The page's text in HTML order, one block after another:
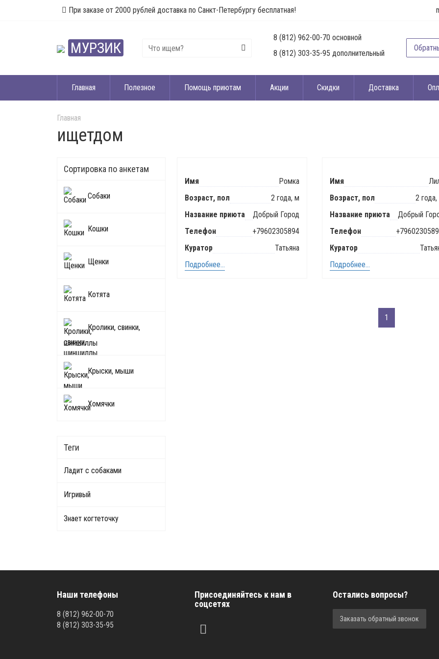
При заказе от 2000 рублей доставка по Санкт-Петербургу бесплатная!
МУРЗИК
8 (812) 962-00-70 основной
8 (812) 303-35-95 дополнительный
Главная Полезное Помощь приютам Акции Скидки Доставка
Главная
ищетдом
Сортировка по анкетам
Собаки
Кошки
Щенки
Котята
Кролики, свинки,
шиншиллы
Крыски, мыши
Хомячки
Теги
Ладит с собаками
Игривый
Знает когтеточку
Имя
Ромка
Возраст, пол
2 года, м
Название приюта
Добрый Город
Телефон
+79602305894
Куратор
Татьяна
Подробнее...
Имя
Возраст, пол
2
Название приюта
Добрый
Телефон
Куратор
Подробнее...
1
Наши телефоны
8 (812) 962-00-70
8 (812) 303-35-95
Присоединяйтесь к нам в
соцсетях
Остались вопросы?
Заказать обратный звонок